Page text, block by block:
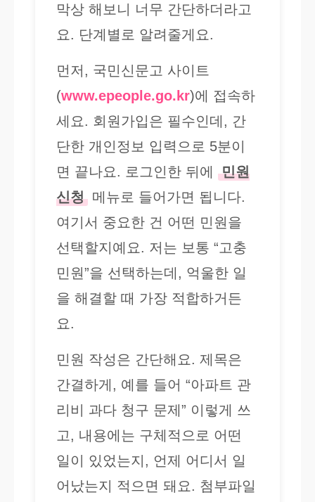
막상 해보니 너무 간단하더라고
요. 단계별로 알려줄게요.
먼저, 국민신문고 사이트
(www.epeople.go.kr)에 접속하
세요. 회원가입은 필수인데, 간
단한 개인정보 입력으로 5분이
면 끝나요. 로그인한 뒤에
민원
신청 메뉴로 들어가면 됩니다.
여기서 중요한 건 어떤 민원을
선택할지예요. 저는 보통 “고충
민원”을 선택하는데, 억울한 일
을 해결할 때 가장 적합하거든
요.
민원 작성은 간단해요. 제목은
간결하게, 예를 들어 “아파트 관
리비 과다 청구 문제” 이렇게 쓰
고, 내용에는 구체적으로 어떤
일이 있었는지, 언제 어디서 일
어났는지 적으면 돼요. 첨부파일